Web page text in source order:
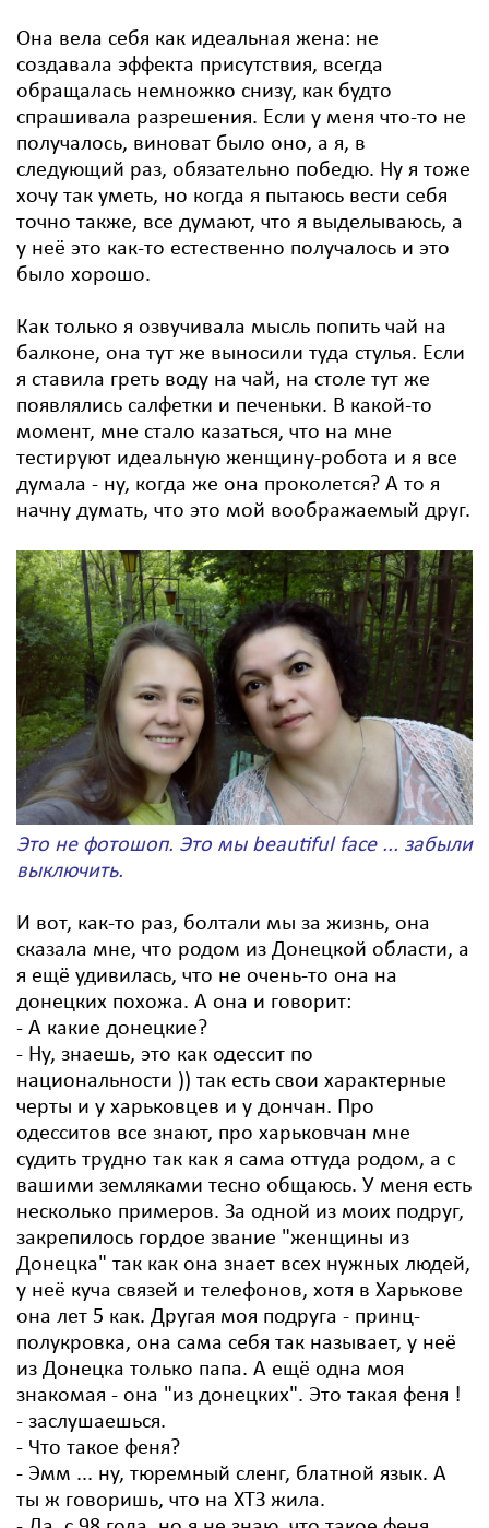
Она вела себя как идеальная жена: не
создавала эффекта присутствия, всегда
обращалась немножко снизу, как будто
спрашивала разрешения. Если у меня что-то не
получалось, виноват было оно, а я, в
следующий раз, обязательно победю. Ну я тоже
хочу так уметь, но когда я пытаюсь вести себя
точно также, все думают, что я выделываюсь, а
у неё это как-то естественно получалось и это
было хорошо.
Как только я озвучивала мысль попить чай на
балконе, она тут же выносили туда стулья. Если
я ставила греть воду на чай, на столе тут же
появлялись салфетки и печеньки. В какой-то
момент, мне стало казаться, что на мне
тестируют идеальную женщину-робота и я все
думала - ну, когда же она проколется? А то я
начну думать, что это мой воображаемый друг.
Это не фотошоп. Это мы beautiful face... забыли
выключить.
И вот, как-то раз, болтали мы за жизнь, она
сказала мне, что родом из Донецкой области, а
я ещё удивилась, что не очень-то она на
донецких похожа. А она и говорит:
- А какие донецкие?
- Ну, знаешь, это как одессит по
национальности )) так есть свои характерные
черты и у харьковцев и у дончан. Про
одесситов все знают, про харьковчан мне
судить трудно так как я сама оттуда родом, а с
вашими земляками тесно общаюсь. У меня есть
несколько примеров. За одной из моих подруг,
закрепилось гордое звание "женщины из
Донецка" так как она знает всех нужных людей,
у неё куча связей и телефонов, хотя в Харькове
она лет 5 как. Другая моя подруга - принц-
полукровка, она сама себя так называет, у неё
из Донецка только папа. А ещё одна моя
знакомая - она "из донецких". Это такая феня !
- заслушаешься.
- Что такое феня?
- Эмм ... ну, тюремный сленг, блатной язык. А
ты ж говоришь, что на ХТЗ жила.